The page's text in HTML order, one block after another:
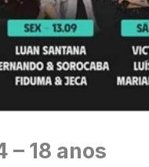
– 18 anos